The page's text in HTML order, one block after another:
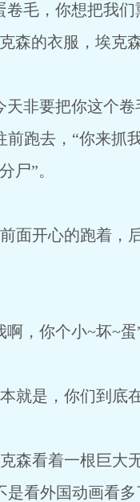
想把我们熏死
森的衣服，埃克
你这个卷毛混
前跑去，“你来抓
尸”。
的跑着，后面
个小~坏~蛋”，
你们到底在想
一根巨大无比
看外国动画看